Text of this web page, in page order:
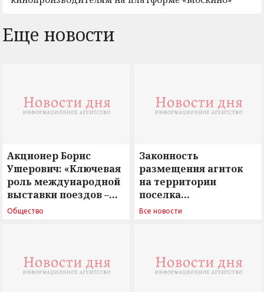
Еще новости
Акционер Борис
Ушерович: «Ключевая
роль международной
выставки поездов –
поиск ответов на
Общество
Законность
размещения агиток
на территории
поселка
Новосергиевка
Все новости